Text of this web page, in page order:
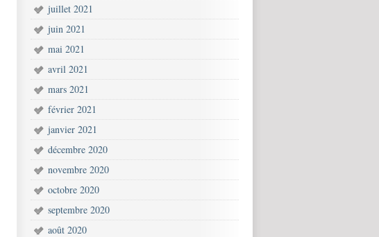
juillet 2021
juin 2021
mai 2021
avril 2021
mars 2021
février 2021
janvier 2021
décembre 2020
novembre 2020
octobre 2020
septembre 2020
août 2020